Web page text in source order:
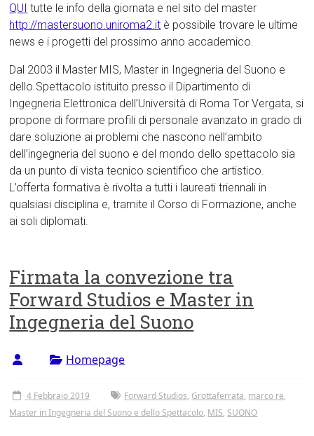
QUI tutte le info della giornata e nel sito del master
http://mastersuono.uniroma2.it è possibile trovare le ultime
news e i progetti del prossimo anno accademico.
Dal 2003 il Master MIS, Master in Ingegneria del Suono e
dello Spettacolo istituito presso il Dipartimento di
Ingegneria Elettronica dell’Università di Roma Tor Vergata, si
propone di formare profili di personale avanzato in grado di
dare soluzione ai problemi che nascono nell’ambito
dell’ingegneria del suono e del mondo dello spettacolo sia
da un punto di vista tecnico scientifico che artistico.
L’offerta formativa è rivolta a tutti i laureati triennali in
qualsiasi disciplina e, tramite il Corso di Formazione, anche
ai soli diplomati.
Firmata la convezione tra
Forward Studios e Master in
Ingegneria del Suono
Homepage
4 Febbraio 2019 Forward Studios, Grottaferrata, marco re,
Master in Ingegneria del Suono e dello Spettacolo, MIS, SUONO